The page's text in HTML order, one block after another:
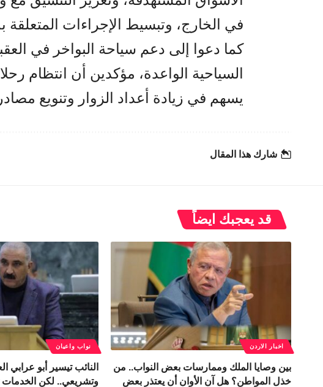
في الخارج، وتبسيط الإجراءات المتعلقة
كما دعوا إلى دعم سياحة البواخر في
السياحية الواعدة، مؤكدين أن انتظام
يسهم في زيادة أعداد الزوار وتنويع
شارك هذا المقال
قد يعجبك ايضاً
اخبار الاردن
بين وصايا الملك وممارسات بعض النواب.. من
خذل المواطن؟ هل آن الأوان أن يعتذر بعض
نواب واعيان
النائب تيسير أبو عرابي
وتشريعي.. لكن